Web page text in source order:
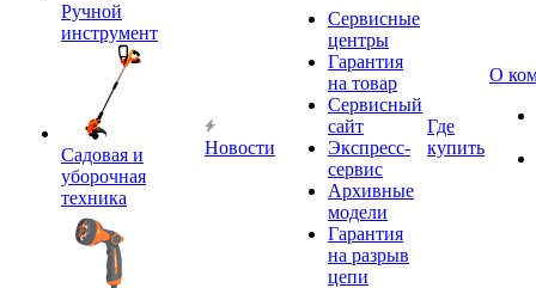
Ручной
инструмент
Садовая и
уборочная
техника
Новости
Сервисные
центры
Гарантия
на товар
Сервисный
сайт
Экспресс-
сервис
Архивные
модели
Гарантия
на разрыв
цепи
Где
купить
О